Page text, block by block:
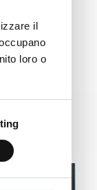
il
loro o
37 minuti